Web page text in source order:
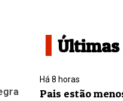
Há 8 horas
Pais estão